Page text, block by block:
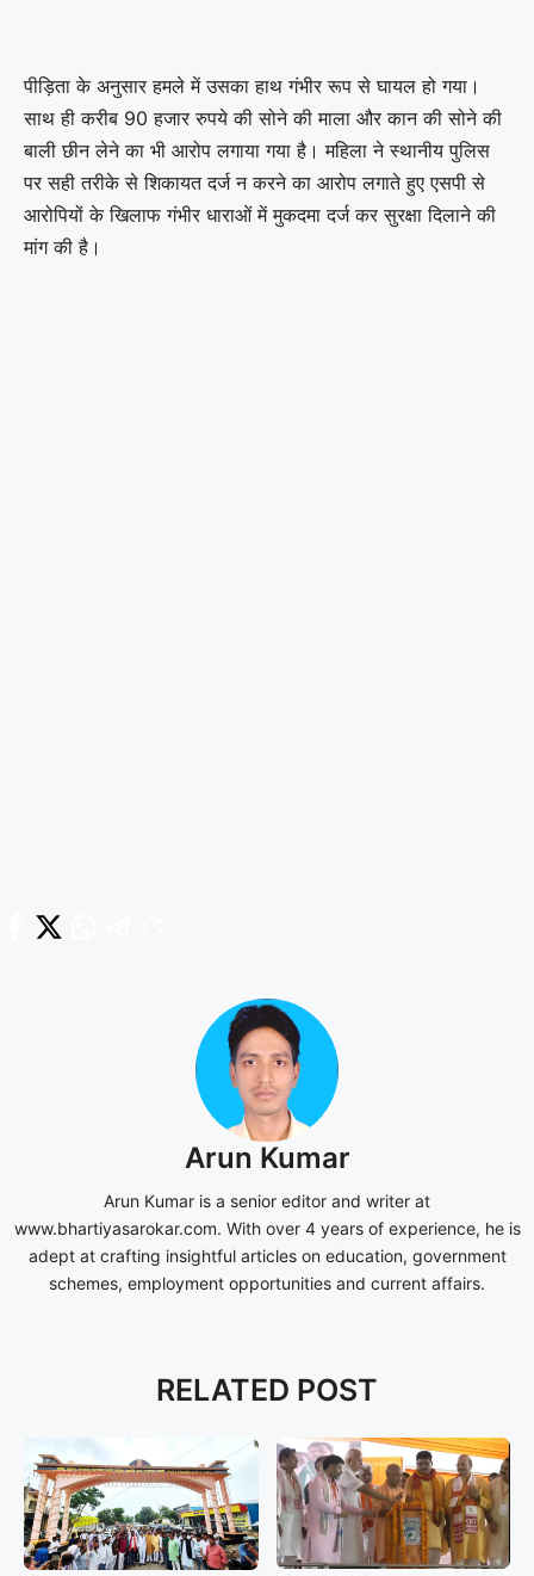
पीड़िता के अनुसार हमले में उसका हाथ गंभीर रूप से घायल हो गया।
साथ ही करीब 90 हजार रुपये की सोने की माला और कान की सोने की
बाली छीन लेने का भी आरोप लगाया गया है। महिला ने स्थानीय पुलिस
पर सही तरीके से शिकायत दर्ज न करने का आरोप लगाते हुए एसपी से
आरोपियों के खिलाफ गंभीर धाराओं में मुकदमा दर्ज कर सुरक्षा दिलाने की
मांग की है।
Arun Kumar
Arun Kumar is a senior editor and writer at
www.bhartiyasarokar.com. With over 4 years of experience, he is
adept at crafting insightful articles on education, government
schemes, employment opportunities and current affairs.
RELATED POST